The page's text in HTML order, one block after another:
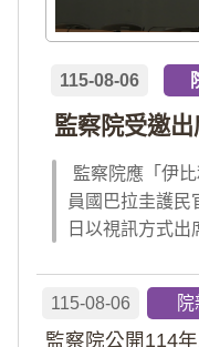
115-08-06
監察院應「伊
員國巴拉圭護民
日以視訊方式
報告，就美洲
權風險等議題，
及紅十字國際委
115-08-06
監察院公開114